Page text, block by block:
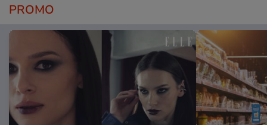
PROMO